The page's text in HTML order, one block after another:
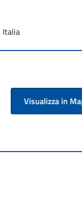
Italia
Visualizza in